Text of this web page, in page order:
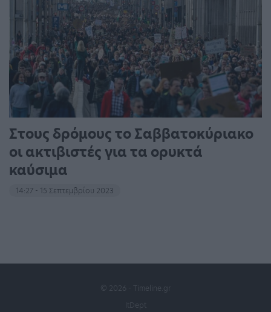
Στους δρόμους το Σαββατοκύριακο
οι ακτιβιστές για τα ορυκτά
καύσιμα
14:27 - 15 Σεπτεμβρίου 2023
© 2026 - Timeline.gr
ItDept